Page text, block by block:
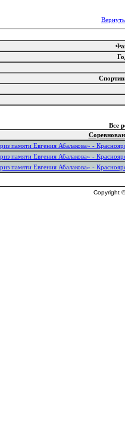
Все
памяти Евгения Абалакова» -
памяти Евгения Абалакова» -
памяти Евгения Абалакова» -
Copyright